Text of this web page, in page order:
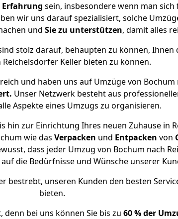
Erfahrung sein, insbesondere wenn man
wir uns darauf spezialisiert, solche
und Sie zu unterstützen, damit alles
stolz darauf, behaupten zu können,
Reichelsdorfer Keller bieten zu können.
und haben uns auf Umzüge von
Unser Netzwerk besteht aus
Aspekte eines Umzugs zu organisieren.
hin zur Einrichtung Ihres neuen Zuhause in
wie das Verpacken und Entpacken von
dass jeder Umzug von Bochum nach
die Bedürfnisse und Wünsche unserer
bestrebt, unseren Kunden den besten
bieten.
bei uns können Sie bis zu 60 % der